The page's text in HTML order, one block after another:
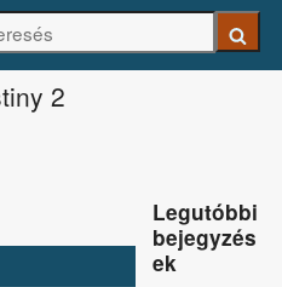
2
Keresés
Legutóbbi
bejegyzés
ek